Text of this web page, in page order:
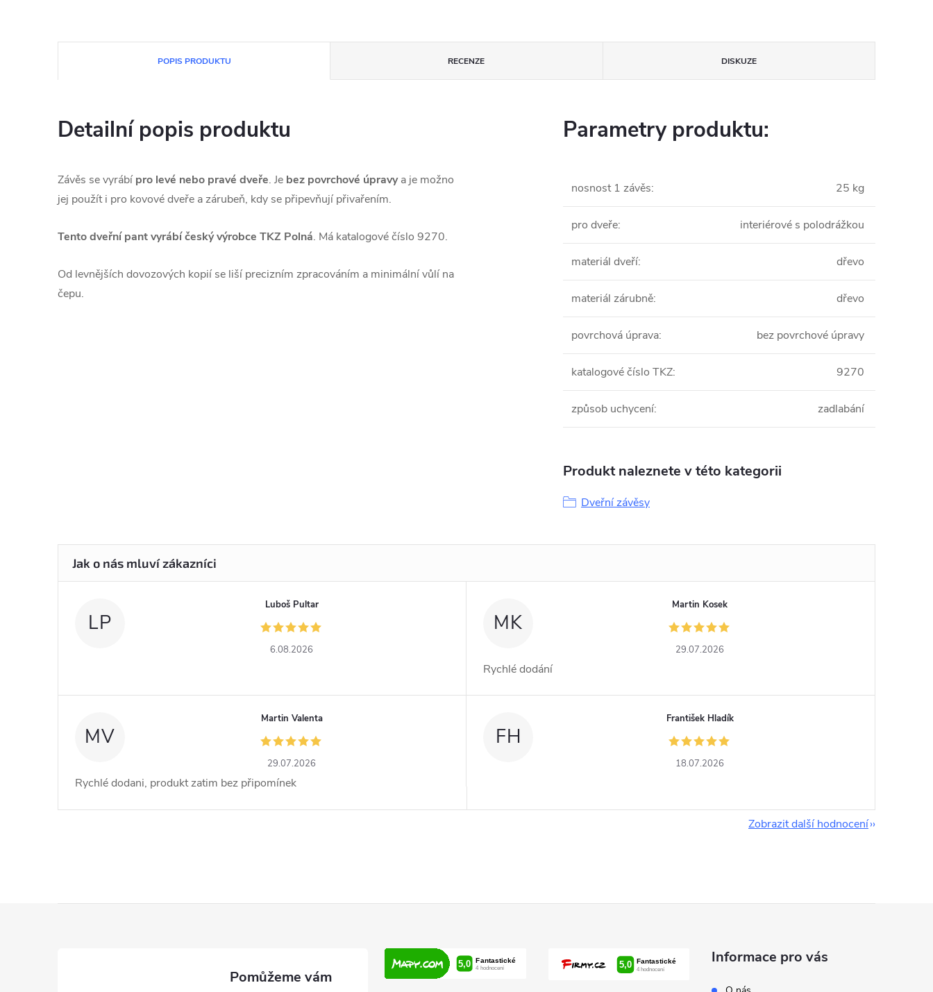
POPIS PRODUKTU RECENZE DISKUZE
Detailní popis produktu
Závěs se vyrábí pro levé nebo pravé dveře. Je bez povrchové úpravya je možno
jej použít i pro kovové dveře a zárubeň, kdy se připevňují přivařením.
Tento dveřní pant vyrábí český výrobce TKZ Polná. Má katalogové číslo 9270.
Od levnějších dovozových kopií se liší precizním zpracováním a minimální vůlí na
čepu.
Parametry produktu:
nosnost 1 závěs: 25 kg
pro dveře: interiérové s polodrážkou
materiál dveří: dřevo
materiál zárubně: dřevo
povrchová úprava: bez povrchové úpravy
katalogové číslo TKZ: 9270
způsob uchycení: zadlabání
Produkt naleznete v této kategorii
Dveřní závěsy
LP
Luboš Pultar
6.08.2026
MK
Martin Kosek
29.07.2026
Rychlé dodání
MV
Martin Valenta
29.07.2026
Rychlé dodani, produkt zatim bez připomínek
FH
František Hladík
18.07.2026
Zobrazit další hodnocení
Informace pro vás